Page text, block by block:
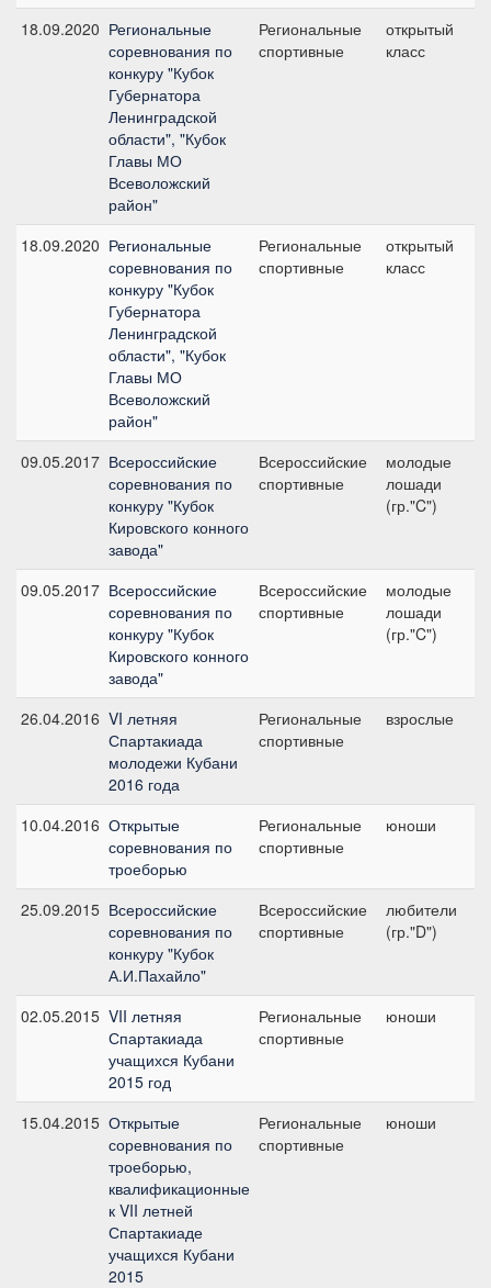
18.09.2020 Региональные
соревнования по
конкуру "Кубок
Губернатора
Ленинградской
области", "Кубок
Главы МО
Всеволожский
район"
Региональные
спортивные
открытый
класс
18.09.2020 Региональные
соревнования по
конкуру "Кубок
Губернатора
Ленинградской
области", "Кубок
Главы МО
Всеволожский
район"
Региональные
спортивные
открытый
класс
09.05.2017 Всероссийские
соревнования по
конкуру "Кубок
Кировского конного
завода"
Всероссийские
спортивные
молодые
лошади
(гр."C")
09.05.2017 Всероссийские
соревнования по
конкуру "Кубок
Кировского конного
завода"
Всероссийские
спортивные
молодые
лошади
(гр."C")
26.04.2016 VI летняя
Спартакиада
молодежи Кубани
2016 года
Региональные
спортивные
взрослые
10.04.2016 Открытые
соревнования по
троеборью
Региональные
спортивные
юноши
25.09.2015 Всероссийские
соревнования по
конкуру "Кубок
А.И.Пахайло"
Всероссийские
спортивные
любители
(гр."D")
02.05.2015 VII летняя
Спартакиада
учащихся Кубани
2015 год
Региональные
спортивные
юноши
15.04.2015 Открытые
соревнования по
троеборью,
квалификационные
к VII летней
Спартакиаде
учащихся Кубани
2015
Региональные
спортивные
юноши